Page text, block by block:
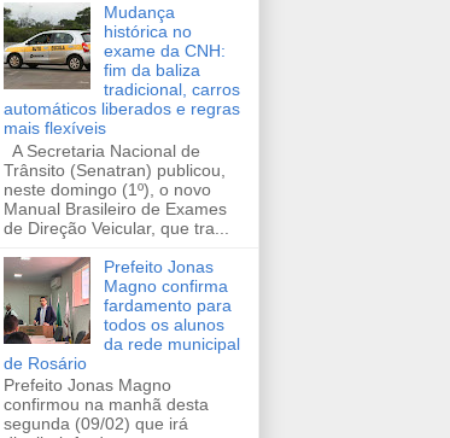
Mudança
histórica no
exame da CNH:
fim da baliza
tradicional, carros
automáticos liberados e regras
mais flexíveis
A Secretaria Nacional de
Trânsito (Senatran) publicou,
neste domingo (1º), o novo
Manual Brasileiro de Exames
de Direção Veicular, que tra...
Prefeito Jonas
Magno confirma
fardamento para
todos os alunos
da rede municipal
de Rosário
Prefeito Jonas Magno
confirmou na manhã desta
segunda (09/02) que irá